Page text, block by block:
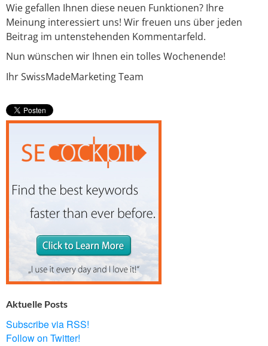
Wie gefallen Ihnen diese neuen Funktionen? Ihre
Meinung interessiert uns! Wir freuen uns über jeden
Beitrag im untenstehenden Kommentarfeld.
Nun wünschen wir Ihnen ein tolles Wochenende!
Ihr SwissMadeMarketing Team
Aktuelle Posts
Subscribe via RSS!
Follow on Twitter!